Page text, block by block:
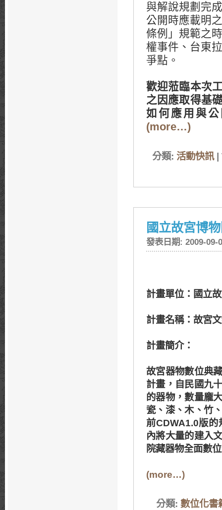
與解說規劃完
公開時應載明
條例」規範之
權事件、台東
爭點。
歡迎蒞臨本次
之因應取得基
如何應用與
(more…)
分類: 活動快訊|
國立故宮博
發表日期: 2009-09-
計畫單位：國立
計畫名稱：故宮
計畫簡介：
故宮器物數位典
計畫，自民國九
的器物，數量龐
瓷、漆、木、竹
前CDWA1.0版
內將大量的建入
院藏器物全面數
(more…)
分類: 數位化書